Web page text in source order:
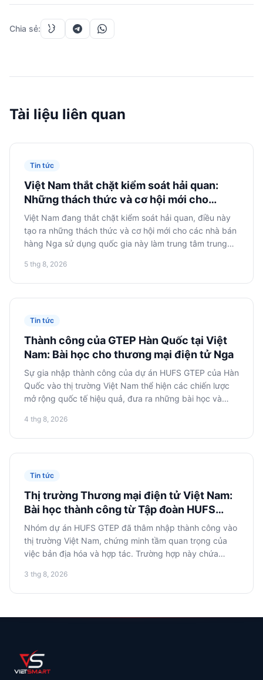
Chia sẻ:
Tài liệu liên quan
Tin tức
Việt Nam thắt chặt kiểm soát hải quan:
Những thách thức và cơ hội mới cho
thương mại điện tử Nga
Việt Nam đang thắt chặt kiểm soát hải quan, điều này
tạo ra những thách thức và cơ hội mới cho các nhà bán
hàng Nga sử dụng quốc gia này làm trung tâm trung
quy định mới là rất quan trọng để giảm thiểu rủi ro và
hoạt động thành công trong khu vực.
5 thg 8, 2026
Tin tức
Thành công của GTEP Hàn Quốc tại Việt
Nam: Bài học cho thương mại điện tử Nga
Sự gia nhập thành công của dự án HUFS GTEP của Hàn
Quốc vào thị trường Việt Nam thể hiện các chiến lược
mở rộng quốc tế hiệu quả, đưa ra những bài học và
Nga đang tìm cách khai thác thị trường Đông Nam Á
đầy hứa hẹn.
4 thg 8, 2026
Tin tức
Thị trường Thương mại điện tử Việt Nam:
Bài học thành công từ Tập đoàn HUFS
GTEP của Hàn Quốc cho các doanh nhân
Nga
Nhóm dự án HUFS GTEP đã thâm nhập thành công vào
thị trường Việt Nam, chứng minh tầm quan trọng của
việc bản địa hóa và hợp tác. Trường hợp này chứa
thương mại điện tử Nga, chỉ ra các yếu tố thành công
then chốt trong một trong những nền kinh tế phát triển
3 thg 8, 2026